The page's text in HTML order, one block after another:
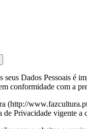
Dados Pessoais é
conformidade com a
(http://
Privacidade vigente a